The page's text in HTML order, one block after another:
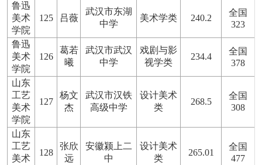
鲁迅
美术
学院
125 吕薇
武汉市东湖
中学
美术学类 240.2
全国
323
鲁迅
美术
学院
126
葛若
曦
武汉市武汉
中学
戏剧与影
视学类
234.4
全国
378
山东
工艺
美术
学院
127
杨文
杰
武汉市汉铁
高级中学
设计美术
类
268.5
全国
308
山东
工艺
美术
128
张欣
远
安徽颍上二
中
设计美术
类
265.01
全国
477